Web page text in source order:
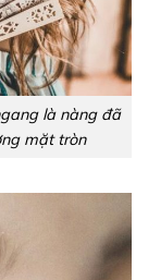
là nàng đã
mặt tròn